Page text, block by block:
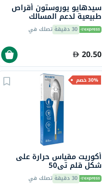
سيدهايو يوروستون أقراص
طبيعية لدعم المسالك
البولية، حزمة من 30
30 دقيقة تصلك في
20.50
30% خصم
أكوريت مقياس حرارة على
شكل قلم تي50
30 دقيقة تصلك في